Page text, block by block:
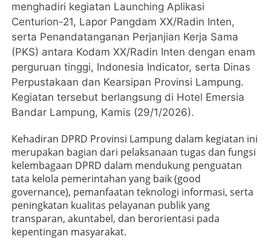
menghadiri kegiatan Launching Aplikasi
Centurion-21, Lapor Pangdam XX/Radin Inten,
serta Penandatanganan Perjanjian Kerja Sama
(PKS) antara Kodam XX/Radin Inten dengan enam
perguruan tinggi, Indonesia Indicator, serta Dinas
Perpustakaan dan Kearsipan Provinsi Lampung.
Kegiatan tersebut berlangsung di Hotel Emersia
Bandar Lampung, Kamis (29/1/2026).
Kehadiran DPRD Provinsi Lampung dalam kegiatan ini
merupakan bagian dari pelaksanaan tugas dan fungsi
kelembagaan DPRD dalam mendukung penguatan
tata kelola pemerintahan yang baik (good
governance), pemanfaatan teknologi informasi, serta
peningkatan kualitas pelayanan publik yang
transparan, akuntabel, dan berorientasi pada
kepentingan masyarakat.